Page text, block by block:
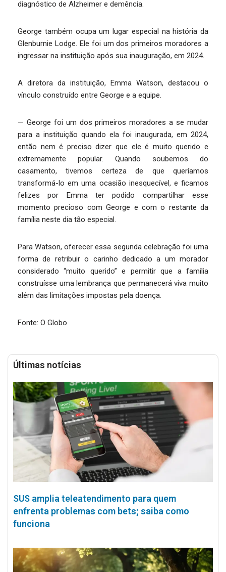
diagnóstico de Alzheimer e demência.
George também ocupa um lugar especial na história da
Glenburnie Lodge. Ele foi um dos primeiros moradores a
ingressar na instituição após sua inauguração, em 2024.
A diretora da instituição, Emma Watson, destacou o
vínculo construído entre George e a equipe.
— George foi um dos primeiros moradores a se mudar
para a instituição quando ela foi inaugurada, em 2024,
então nem é preciso dizer que ele é muito querido e
extremamente popular. Quando soubemos do
casamento, tivemos certeza de que queríamos
transformá-lo em uma ocasião inesquecível, e ficamos
felizes por Emma ter podido compartilhar esse
momento precioso com George e com o restante da
família neste dia tão especial.
Para Watson, oferecer essa segunda celebração foi uma
forma de retribuir o carinho dedicado a um morador
considerado “muito querido” e permitir que a família
construísse uma lembrança que permanecerá viva muito
além das limitações impostas pela doença.
Fonte: O Globo
Últimas notícias
SUS amplia teleatendimento para quem
enfrenta problemas com bets; saiba como
funciona